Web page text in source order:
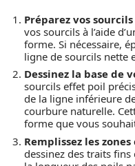
Préparez vos sourcils
vos sourcils à l’aide
forme. Si nécessaire,
ligne de sourcils nette
Dessinez la base de
sourcils effet poil
de la ligne inférieure
courbure naturelle.
forme que vous
Remplissez les
dessinez des traits